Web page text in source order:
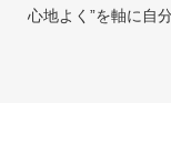
心地よく”を軸に自